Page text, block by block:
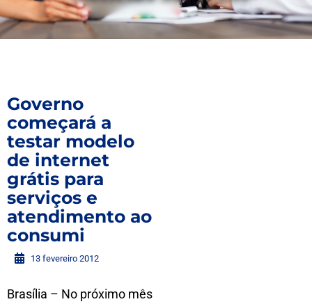
Governo
começará a
testar modelo
de internet
grátis para
serviços e
atendimento ao
consumi
13 fevereiro 2012
Brasília – No próximo mês